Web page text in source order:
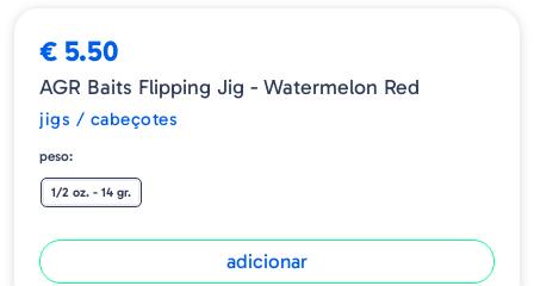
€ 5.50
AGR Baits Flipping Jig - Watermelon Red
jigs / cabeçotes
peso:
1/2 oz. - 14 gr.
adicionar